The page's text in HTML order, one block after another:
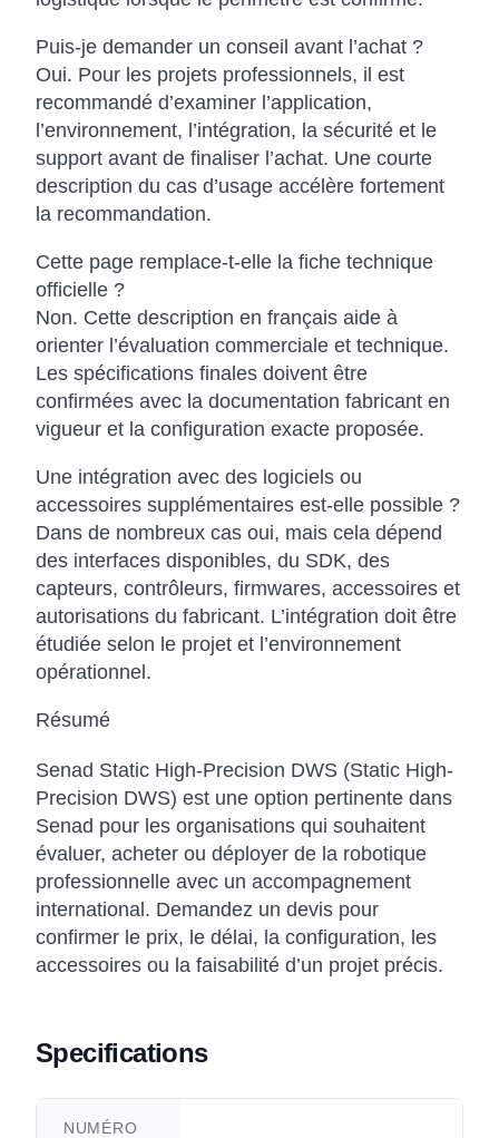
Puis-je demander un conseil avant l’achat ?
Oui. Pour les projets professionnels, il est
recommandé d’examiner l’application,
l’environnement, l’intégration, la sécurité et le
support avant de finaliser l’achat. Une courte
description du cas d’usage accélère fortement
la recommandation.
Cette page remplace-t-elle la fiche technique
officielle ?
Non. Cette description en français aide à
orienter l’évaluation commerciale et technique.
Les spécifications finales doivent être
confirmées avec la documentation fabricant en
vigueur et la configuration exacte proposée.
Une intégration avec des logiciels ou
accessoires supplémentaires est-elle possible ?
Dans de nombreux cas oui, mais cela dépend
des interfaces disponibles, du SDK, des
capteurs, contrôleurs, firmwares, accessoires et
autorisations du fabricant. L’intégration doit être
étudiée selon le projet et l’environnement
opérationnel.
Résumé
Senad Static High-Precision DWS (Static High-
Precision DWS) est une option pertinente dans
Senad pour les organisations qui souhaitent
évaluer, acheter ou déployer de la robotique
professionnelle avec un accompagnement
international. Demandez un devis pour
confirmer le prix, le délai, la configuration, les
accessoires ou la faisabilité d’un projet précis.
Specifications
NUMÉRO